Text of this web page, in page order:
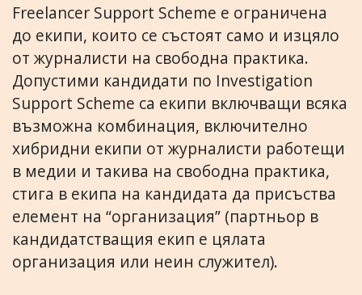
Freelancer Support Scheme е ограничена
до екипи, които се състоят само и изцяло
от журналисти на свободна практика.
Допустими кандидати по Investigation
Support Scheme са екипи включващи всяка
възможна комбинация, включително
хибридни екипи от журналисти работещи
в медии и такива на свободна практика,
стига в екипа на кандидата да присъства
елемент на “организация” (партньор в
кандидатстващия екип е цялата
организация или неин служител).